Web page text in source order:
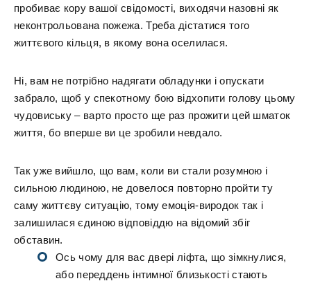
пробиває кору вашої свідомості, виходячи назовні як
неконтрольована пожежа. Треба дістатися того
життєвого кільця, в якому вона оселилася.
Ні, вам не потрібно надягати обладунки і опускати
забрало, щоб у спекотному бою відхопити голову цьому
чудовиську – варто просто ще раз прожити цей шматок
життя, бо вперше ви це зробили невдало.
Так уже вийшло, що вам, коли ви стали розумною і
сильною людиною, не довелося повторно пройти ту
саму життєву ситуацію, тому емоція-виродок так і
залишилася єдиною відповіддю на відомий збіг
обставин.
Ось чому для вас двері ліфта, що зімкнулися,
або переддень інтимної близькості стають